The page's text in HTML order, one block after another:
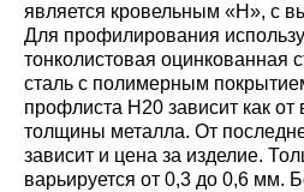
является кровельным «Н», с
Для профилирования
тонколистовая оцинкованная
сталь с полимерным
профлиста Н20 зависит как
толщины металла. От
зависит и цена за изделие.
варьируется от 0,3 до 0,6 мм.